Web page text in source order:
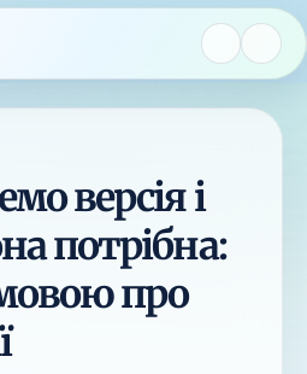
версія і
потрібна:
про